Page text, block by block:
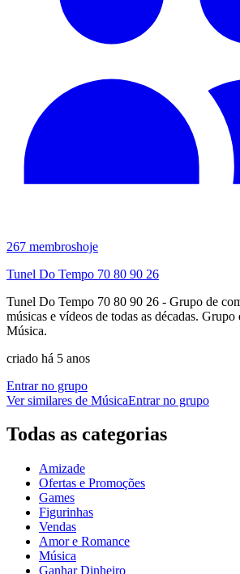
267 membroshoje
Tunel Do Tempo 70 80 90 26
Tunel Do Tempo 70 80 90 26 - Grupo de
músicas e vídeos de todas as décadas.
Música.
criado há 5 anos
Entrar no grupo
Ver similares de MúsicaEntrar no grupo
Todas as categorias
Amizade
Ofertas e Promoções
Games
Figurinhas
Vendas
Amor e Romance
Música
Ganhar Dinheiro